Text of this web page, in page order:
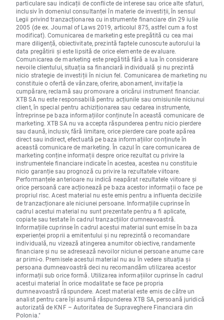
particulare sau indicații de conflicte de interese sau orice alte sfaturi,
inclusiv în domeniul consultanței în materie de investiții, în sensul
Legii privind tranzacționarea cu instrumente financiare din 29 iulie
2005 (de ex. Journal of Laws 2019, articolul 875, astfel cum a fost
modificat). Comunicarea de marketing este pregătită cu cea mai
mare diligență, obiectivitate, prezintă faptele cunoscute autorului la
data pregătirii și este lipsită de orice elemente de evaluare.
Comunicarea de marketing este pregătită fără a lua în considerare
nevoile clientului, situația sa financiară individuală și nu prezintă
nicio strategie de investiții în niciun fel. Comunicarea de marketing nu
constituie o ofertă de vânzare, oferire, abonament, invitație la
cumpărare, reclamă sau promovare a oricărui instrument financiar.
XTB SA nu este responsabilă pentru acțiunile sau omisiunile niciunui
client, în special pentru achiziționarea sau cedarea instrumente,
întreprinse pe baza informațiilor conținute în această comunicare de
marketing. XTB SA nu va accepta răspunderea pentru nicio pierdere
sau daună, inclusiv, fără limitare, orice pierdere care poate apărea
direct sau indirect, efectuată pe baza informațiilor conținute în
această comunicare de marketing. În cazul în care comunicarea de
marketing conține informații despre orice rezultat cu privire la
instrumentele financiare indicate în acestea, acestea nu constituie
nicio garanție sau prognoză cu privire la rezultatele viitoare.
Performanțele anterioare nu indică neapărat rezultatele viitoare și
orice persoană care acționează pe baza acestor informații o face pe
propriul risc. Acest material nu este emis pentru a influenta deciziile
de tranzacționare ale niciunei persoane. Informațiile cuprinse în
cadrul acestui material nu sunt prezentate pentru a fi aplicate,
copiate sau testate în cadrul tranzacțiilor dumneavoastră.
Informațiile cuprinse în cadrul acestui material sunt emise în baza
experienței proprii a emitentului și nu reprezintă o recomandare
individuală, nu vizează atingerea anumitor obiective, randamente
financiare și nu se adresează nevoilor niciunei persoane anume care
ar primi-o. Premisele acestui material nu au în vedere situația și
persoana dumneavoastră deci nu recomandăm utilizarea acestor
informații sub orice formă. Utilizarea informațiilor cuprinse în cadrul
acestui material în orice modalitate se face pe propria
dumneavoastră răspundere. Acest material este emis de către un
analist pentru care își asumă răspunderea XTB SA, persoană juridică
autorizată de KNF – Autoritatea de Supraveghere Financiara din
Polonia."